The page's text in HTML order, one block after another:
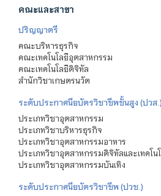
คณะและสาขา
ปริญญาตรี
คณะบริหารธุรกิจ
คณะเทคโนโลยีอุตสาหกรรม
คณะเทคโนโลยีดิจิทัล
สำนักวิชาเกษตรนวัต
ระดับประกาศนียบัตรวิชาชีพชั้นสูง (ปวส.)
ประเภทวิชาอุตสาหกรรม
ประเภทวิชาบริหารธุรกิจ
ประเภทวิชาอุตสาหกรรมอาหาร
ประเภทวิชาอุตสาหกรรมดิจิทัลและเทคโน
ประเภทวิชาอุตสาหกรรมบันเทิง
ระดับประกาศนียบัตรวิชาชีพ (ปวช.)